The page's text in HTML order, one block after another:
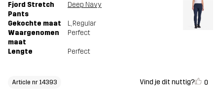
Fjord Stretch
Pants
Deep Navy
Gekochte maat L, Regular
Waargenomen
maat
Perfect
Lengte Perfect
Article nr 14393 Vind je dit nuttig? 0